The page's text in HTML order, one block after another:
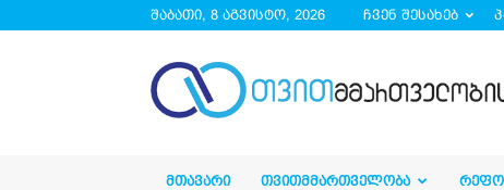
შაბათი, 8 აგვისტო, 2026 ჩვენ შესახებ
ᲛᲗᲐᲕᲐᲠᲘ ᲗᲕᲘᲗᲛᲛᲐᲠᲗᲕᲔᲚᲝᲑᲐ